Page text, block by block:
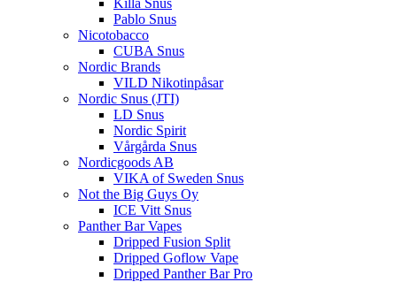
Killa Snus
Pablo Snus
Nicotobacco
CUBA Snus
Nordic Brands
VILD Nikotinpåsar
Nordic Snus (JTI)
LD Snus
Nordic Spirit
Vårgårda Snus
Nordicgoods AB
VIKA of Sweden Snus
Not the Big Guys Oy
ICE Vitt Snus
Panther Bar Vapes
Dripped Fusion Split
Dripped Goflow Vape
Dripped Panther Bar Pro